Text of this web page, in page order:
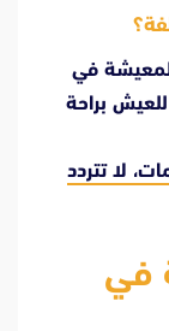
في
للعيش براحة
لا تتردد
في